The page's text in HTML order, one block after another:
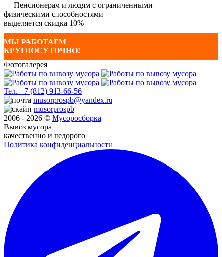
— Пенсионерам и людям с ограниченными
физическими способностями
выделяется скидка 10%
МЫ РАБОТАЕМ
КРУГЛОСУТОЧНО!
Фотогалерея
Тел. +7 (812) 913-66-56
musorprospb@yandex.ru
musorprospb
2006 - 2026 © Мусоросборка
Вывоз мусора
качественно и недорого
Политика конфиденциальности